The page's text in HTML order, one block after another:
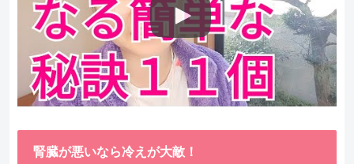
腎臓が悪いなら冷えが大敵！